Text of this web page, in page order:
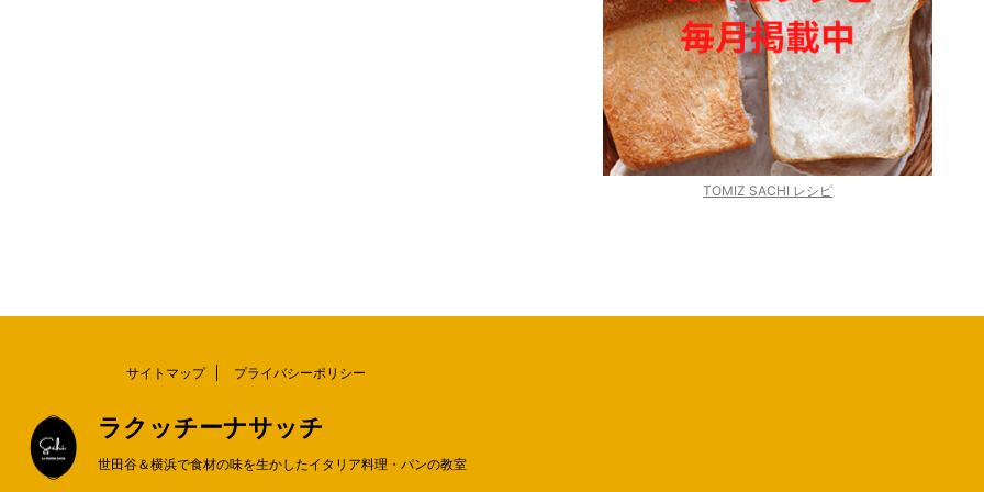
TOMIZ SACHI レシピ
サイトマップ プライバシーポリシー
ラクッチーナサッチ
世田谷＆横浜で食材の味を生かしたイタリア料理・パンの教室